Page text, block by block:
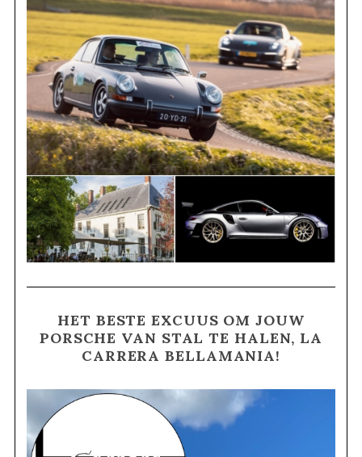
HET BESTE EXCUUS OM JOUW
PORSCHE VAN STAL TE HALEN, LA
CARRERA BELLAMANIA!